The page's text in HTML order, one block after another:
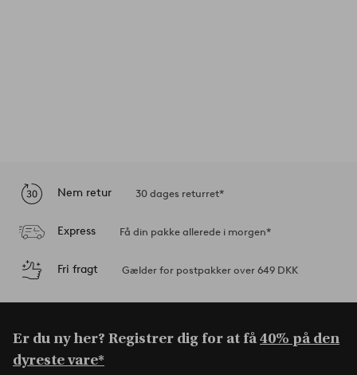
Nem retur 30 dages returret*
Express Få din pakke allerede i morgen*
Fri fragt Gælder for postpakker over 649 DKK
Er du ny her? Registrer dig for at få40% på den
dyreste vare*